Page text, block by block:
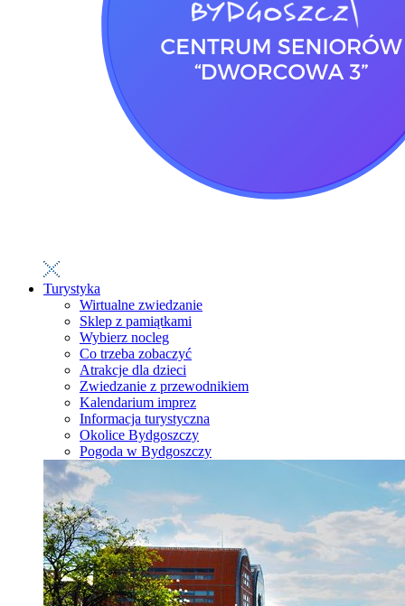
Turystyka
Wirtualne zwiedzanie
Sklep z pamiątkami
Wybierz nocleg
Co trzeba zobaczyć
Atrakcje dla dzieci
Zwiedzanie z przewodnikiem
Kalendarium imprez
Informacja turystyczna
Okolice Bydgoszczy
Pogoda w Bydgoszczy